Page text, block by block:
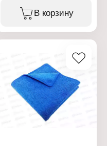
Характеристики:
Торговая марка: Grass
Объем: 10 мл
Упаковка: саше
В корзину